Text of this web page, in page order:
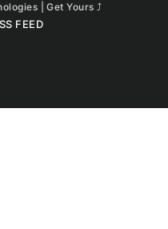
| Get Yours⤴︎
FEED